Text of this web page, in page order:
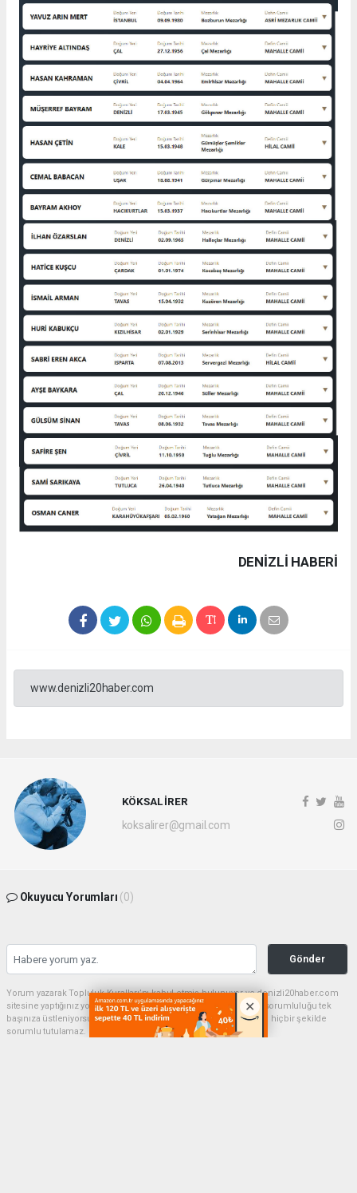
DENIZLI HABERİ
www.denizli20haber.com
KÖKSAL İRER
koksalirer@gmail.com
Okuyucu Yorumları (0)
Gönder
Yorum yazarak Topluluk Kuralları’nı kabul etmiş bulunuyor ve denizli20haber.com
sitesine yaptığınız yorumunuzla ilgili doğrudan veya dolaylı tüm sorumluluğu tek
başınıza üstleniyorsunuz. Yazılan tüm yorumlardan site yönetimi hiçbir şekilde
sorumlu tutulamaz.